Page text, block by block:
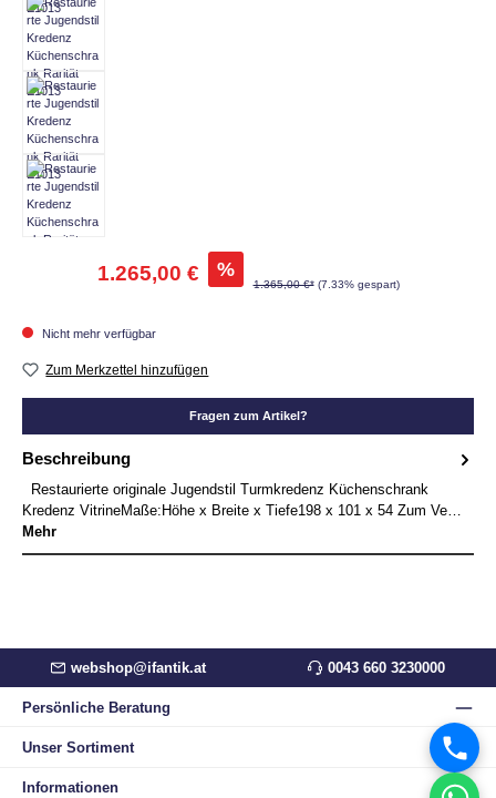
1.265,00 € %
1.365,00 €* (7.33% gespart)
Nicht mehr verfügbar
Zum Merkzettel hinzufügen
Fragen zum Artikel?
Beschreibung
Restaurierte originale Jugendstil Turmkredenz Küchenschrank
Kredenz VitrineMaße:Höhe x Breite x Tiefe198 x 101 x 54 Zum Ve…
Mehr
webshop@ifantik.at 0043 660 3230000
Persönliche Beratung
Unser Sortiment
Informationen